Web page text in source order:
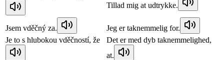
Tillad mig at udtrykke.
Jsem vděčný za.
Jeg er taknemmelig for.
Je to s hlubokou vděčností, že
Det er med dyb taknemmelighed,
at.